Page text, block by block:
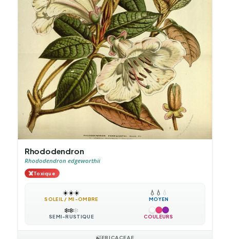
Rhododendron
Rhododendron edgeworthii
☠️Toxique
☀️☀️☀️
SOLEIL / MI-OMBRE
💧 💧 💧
MOYEN
❄️❄️❄️
SEMI-RUSTIQUE COULEURS
🍃ERICACEAE